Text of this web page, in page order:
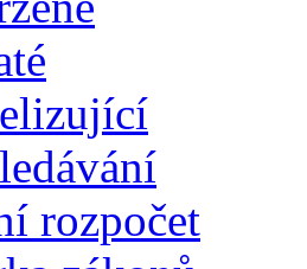
rozpočet